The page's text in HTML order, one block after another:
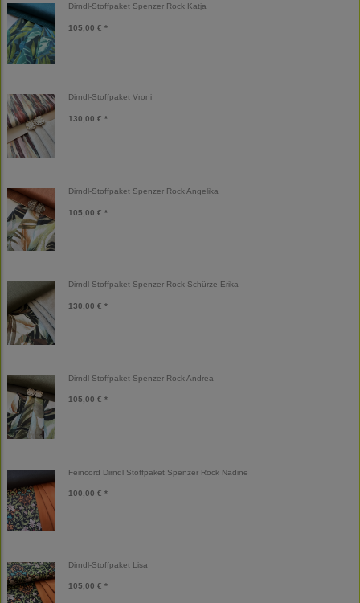
Dirndl-Stoffpaket Spenzer Rock Katja
105,00 € *
Dirndl-Stoffpaket Vroni
130,00 € *
Dirndl-Stoffpaket Spenzer Rock Angelika
105,00 € *
Dirndl-Stoffpaket Spenzer Rock Schürze Erika
130,00 € *
Dirndl-Stoffpaket Spenzer Rock Andrea
105,00 € *
Feincord Dirndl Stoffpaket Spenzer Rock Nadine
100,00 € *
Dirndl-Stoffpaket Lisa
105,00 € *